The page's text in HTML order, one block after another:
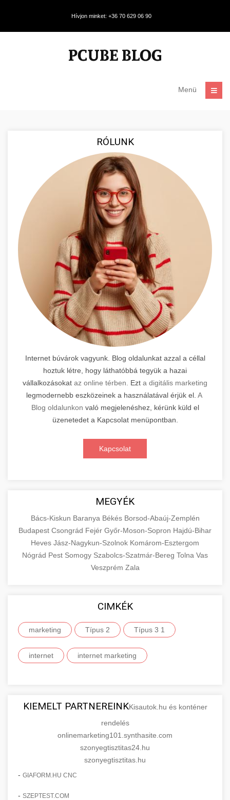
Hívjon minket: +36 70 629 06 90
Menü
RÓLUNK
Internet búvárok vagyunk. Blog oldalunkat azzal a céllal
hoztuk létre, hogy láthatóbbá tegyük a hazai
vállalkozásokat az online térben. Ezt a digitális marketing
legmodernebb eszközeinek a használatával érjük el. A
Blog oldalunkon való megjelenéshez, kérünk küld el
üzenetedet a Kapcsolat menüpontban.
Kapcsolat
MEGYÉK
Bács-Kiskun Baranya Békés Borsod-Abaúj-Zemplén
Budapest Csongrád Fejér Győr-Moson-Sopron Hajdú-Bihar
Heves Jász-Nagykun-Szolnok Komárom-Esztergom
Nógrád Pest Somogy Szabolcs-Szatmár-Bereg Tolna Vas
Veszprém Zala
CIMKÉK
marketing Típus 2 Típus 3 1
internet internet marketing
KIEMELT PARTNEREINKKisautok.hu és konténer
rendelés
onlinemarketing101.synthasite.com
szonyegtisztitas24.hu
szonyegtisztitas.hu
- GIAFORM.HU CNC
- SZEPTEST.COM